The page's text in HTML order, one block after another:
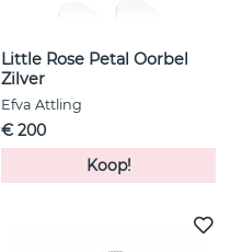
Little Rose Petal Oorbel
Zilver
Efva Attling
€ 200
Koop!